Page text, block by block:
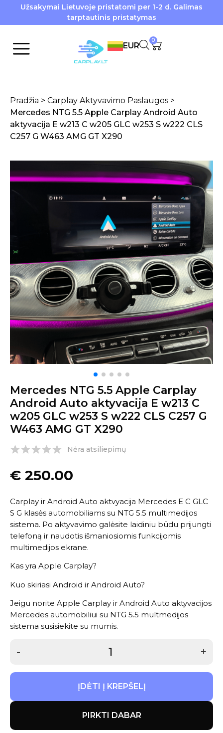
Užsakymai Lietuvoje pristatomi per 1-2 d. Galimas
tarptautinis pristatymas
EUR
0
Pradžia > Carplay Aktyvavimo Paslaugos >
Mercedes NTG 5.5 Apple Carplay Android Auto
aktyvacija E w213 C w205 GLC w253 S w222 CLS
C257 G W463 AMG GT X290
Mercedes NTG 5.5 Apple Carplay
Android Auto aktyvacija E w213 C
w205 GLC w253 S w222 CLS C257 G
W463 AMG GT X290
Nėra atsiliepimų
€ 250.00
Carplay ir Android Auto aktvyacija Mercedes E C GLC
S G klasės automobiliams su NTG 5.5 multimedijos
sistema. Po aktyvavimo galėsite laidiniu būdu prijungti
telefoną ir naudotis išmaniosiomis funkcijomis
multimedijos ekrane.
Kas yra Apple Carplay?
Kuo skiriasi Android ir Android Auto?
Jeigu norite Apple Carplay ir Android Auto aktyvacijos
Mercedes automobiliui su NTG 5.5 multmedijos
sistema susisiekite su mumis.
- +
ĮDĖTI Į KREPŠELĮ
PIRKTI DABAR